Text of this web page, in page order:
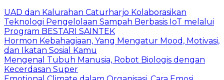
UAD dan Kalurahan Caturharjo Kolaborasikan
Teknologi Pengelolaan Sampah Berbasis IoT melalui
Program BESTARI SAINTEK
Hormon Kebahagiaan, Yang Mengatur Mood, Motivasi,
dan Ikatan Sosial Kamu
Mengenal Tubuh Manusia, Robot Biologis dengan
Kecerdasan Super